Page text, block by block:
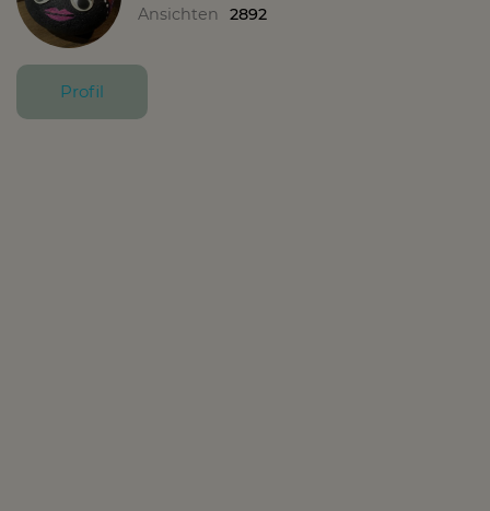
Ansichten 2892
Profil